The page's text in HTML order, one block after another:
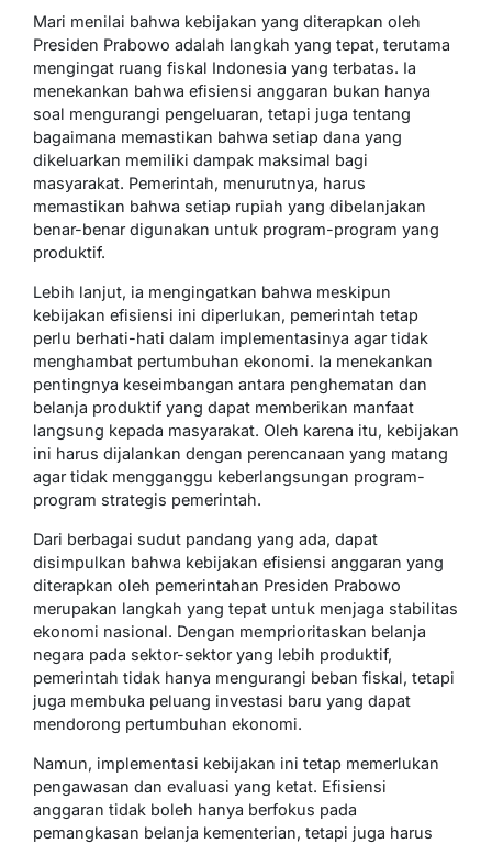
Mari menilai bahwa kebijakan yang diterapkan oleh
Presiden Prabowo adalah langkah yang tepat, terutama
mengingat ruang fiskal Indonesia yang terbatas. Ia
menekankan bahwa efisiensi anggaran bukan hanya
soal mengurangi pengeluaran, tetapi juga tentang
bagaimana memastikan bahwa setiap dana yang
dikeluarkan memiliki dampak maksimal bagi
masyarakat. Pemerintah, menurutnya, harus
memastikan bahwa setiap rupiah yang dibelanjakan
benar-benar digunakan untuk program-program yang
produktif.
Lebih lanjut, ia mengingatkan bahwa meskipun
kebijakan efisiensi ini diperlukan, pemerintah tetap
perlu berhati-hati dalam implementasinya agar tidak
menghambat pertumbuhan ekonomi. Ia menekankan
pentingnya keseimbangan antara penghematan dan
belanja produktif yang dapat memberikan manfaat
langsung kepada masyarakat. Oleh karena itu, kebijakan
ini harus dijalankan dengan perencanaan yang matang
agar tidak mengganggu keberlangsungan program-
program strategis pemerintah.
Dari berbagai sudut pandang yang ada, dapat
disimpulkan bahwa kebijakan efisiensi anggaran yang
diterapkan oleh pemerintahan Presiden Prabowo
merupakan langkah yang tepat untuk menjaga stabilitas
ekonomi nasional. Dengan memprioritaskan belanja
negara pada sektor-sektor yang lebih produktif,
pemerintah tidak hanya mengurangi beban fiskal, tetapi
juga membuka peluang investasi baru yang dapat
mendorong pertumbuhan ekonomi.
Namun, implementasi kebijakan ini tetap memerlukan
pengawasan dan evaluasi yang ketat. Efisiensi
anggaran tidak boleh hanya berfokus pada
pemangkasan belanja kementerian, tetapi juga harus